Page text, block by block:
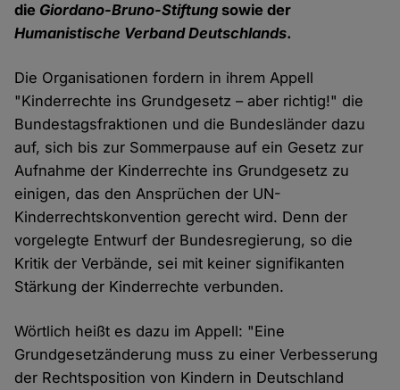
die Giordano-Bruno-Stiftung sowie der
Humanistische Verband Deutschlands.
Die Organisationen fordern in ihrem Appell
"Kinderrechte ins Grundgesetz – aber richtig!" die
Bundestagsfraktionen und die Bundesländer dazu
auf, sich bis zur Sommerpause auf ein Gesetz zur
Aufnahme der Kinderrechte ins Grundgesetz zu
einigen, das den Ansprüchen der UN-
Kinderrechtskonvention gerecht wird. Denn der
vorgelegte Entwurf der Bundesregierung, so die
Kritik der Verbände, sei mit keiner signifikanten
Stärkung der Kinderrechte verbunden.
Wörtlich heißt es dazu im Appell: "Eine
Grundgesetzänderung muss zu einer Verbesserung
der Rechtsposition von Kindern in Deutschland